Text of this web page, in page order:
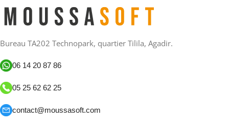
Bureau TA202 Technopark, quartier Tilila, Agadir.
06 14 20 87 86
05 25 62 62 25
contact@moussasoft.com